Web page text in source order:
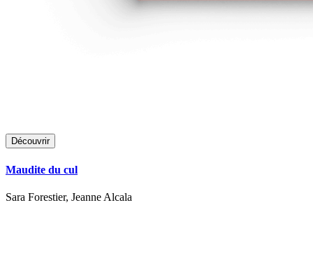
Découvrir
Maudite du cul
Sara Forestier, Jeanne Alcala